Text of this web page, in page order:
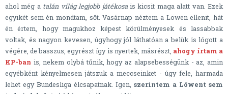
ahol még a talán világ legjobb játékosais kicsit maga alatt van. Ezek
egyikét sem én mondtam, sőt. Vasárnap néztem a Löwen ellenit, hát
én értem, hogy magukhoz képest körülményesek és lassabbak
voltak, és nagyon kevesen, úgyhogy jól láthatóan a belük is lógott a
végére, de basszus, egyrészt így is nyertek, másrészt, ahogy írtam a
KP-ban is, nekem olybá tűnik, hogy az alapsebességünk - az, amin
egyébként kényelmesen játszuk a meccseinket - úgy fele, harmada
lehet egy Bundesliga élcsapatnak. Igen, szerintem a Löwent sem